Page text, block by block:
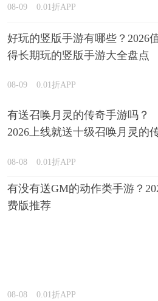
08-09 0.01折APP
好玩的竖版手游有哪些？2026
得长期玩的竖版手游大全盘点
08-09 0.01折APP
有送召唤月灵的传奇手游吗？
2026上线就送十级召唤月灵的
08-08 0.01折APP
有没有送GM的动作类手游？
费版推荐
08-08 0.01折APP